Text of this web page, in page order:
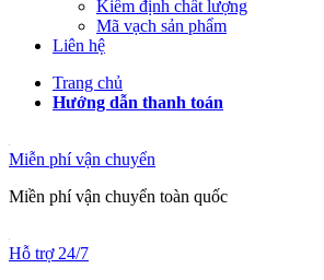
Kiểm định chất lượng
Mã vạch sản phẩm
Liên hệ
Trang chủ
Hướng dẫn thanh toán
Miễn phí vận chuyển
Miền phí vận chuyển toàn quốc
Hỗ trợ 24/7